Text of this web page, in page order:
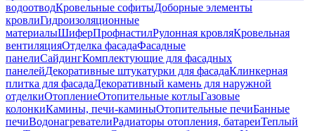
водоотводКровельные софитыДоборные элементы
кровлиГидроизоляционные
материалыШиферПрофнастилРулонная кровляКровельная
вентиляцияОтделка фасадаФасадные
панелиСайдингКомплектующие для фасадных
панелейДекоративные штукатурки для фасадаКлинкерная
плитка для фасадаДекоративный камень для наружной
отделкиОтоплениеОтопительные котлыГазовые
колонкиКамины, печи-каминыОтопительные печиБанные
печиВодонагревателиРадиаторы отопления, батареиТеплый